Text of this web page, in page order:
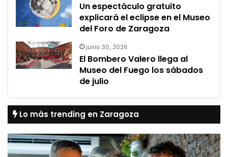
Un espectáculo gratuito
explicará el eclipse en el Museo
del Foro de Zaragoza
junio 30, 2026
El Bombero Valero llega al
Museo del Fuego los sábados
de julio
Lo más trending en Zaragoza